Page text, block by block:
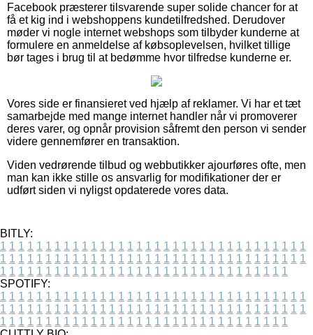
Facebook præsterer tilsvarende super solide chancer for at
få et kig ind i webshoppens kundetilfredshed. Derudover
møder vi nogle internet webshops som tilbyder kunderne at
formulere en anmeldelse af købsoplevelsen, hvilket tillige
bør tages i brug til at bedømme hvor tilfredse kunderne er.
Vores side er finansieret ved hjælp af reklamer. Vi har et tæt
samarbejde med mange internet handler når vi promoverer
deres varer, og opnår provision såfremt den person vi sender
videre gennemfører en transaktion.
Viden vedrørende tilbud og webbutikker ajourføres ofte, men
man kan ikke stille os ansvarlig for modifikationer der er
udført siden vi nyligst opdaterede vores data.
BITLY:
1 1 1 1 1 1 1 1 1 1 1 1 1 1 1 1 1 1 1 1 1 1 1 1 1 1 1 1 1 1 1 1 1 1
1 1 1 1 1 1 1 1 1 1 1 1 1 1 1 1 1 1 1 1 1 1 1 1 1 1 1 1 1 1 1 1 1 1
1 1 1 1 1 1 1 1 1 1 1 1 1 1 1 1 1 1 1 1 1 1 1 1 1 1 1 1 1 1 1 1
SPOTIFY:
1 1 1 1 1 1 1 1 1 1 1 1 1 1 1 1 1 1 1 1 1 1 1 1 1 1 1 1 1 1 1 1 1 1
1 1 1 1 1 1 1 1 1 1 1 1 1 1 1 1 1 1 1 1 1 1 1 1 1 1 1 1 1 1 1 1 1 1
1 1 1 1 1 1 1 1 1 1 1 1 1 1 1 1 1 1 1 1 1 1 1 1 1 1 1 1 1 1 1 1